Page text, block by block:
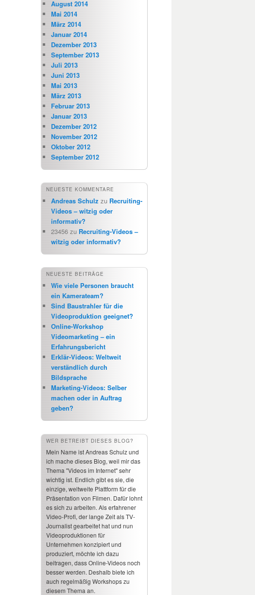
August 2014
Mai 2014
März 2014
Januar 2014
Dezember 2013
September 2013
Juli 2013
Juni 2013
Mai 2013
März 2013
Februar 2013
Januar 2013
Dezember 2012
November 2012
Oktober 2012
September 2012
NEUESTE KOMMENTARE
Andreas Schulz zu Recruiting-
Videos – witzig oder
informativ?
23456 zu Recruiting-Videos –
witzig oder informativ?
NEUESTE BEITRÄGE
Wie viele Personen braucht
ein Kamerateam?
Sind Baustrahler für die
Videoproduktion geeignet?
Online-Workshop
Videomarketing – ein
Erfahrungsbericht
Erklär-Videos: Weltweit
verständlich durch
Bildsprache
Marketing-Videos: Selber
machen oder in Auftrag
geben?
WER BETREIBT DIESES BLOG?
Mein Name ist Andreas Schulz und
ich mache dieses Blog, weil mir das
Thema "Videos im Internet" sehr
wichtig ist. Endlich gibt es sie, die
einzige, weltweite Plattform für die
Präsentation von Filmen. Dafür lohnt
es sich zu arbeiten. Als erfahrener
Video-Profi, der lange Zeit als TV-
Journalist gearbeitet hat und nun
Videoproduktionen für
Unternehmen konzipiert und
produziert, möchte ich dazu
beitragen, dass Online-Videos noch
besser werden. Deshalb biete ich
auch regelmäßig Workshops zu
diesem Thema an.